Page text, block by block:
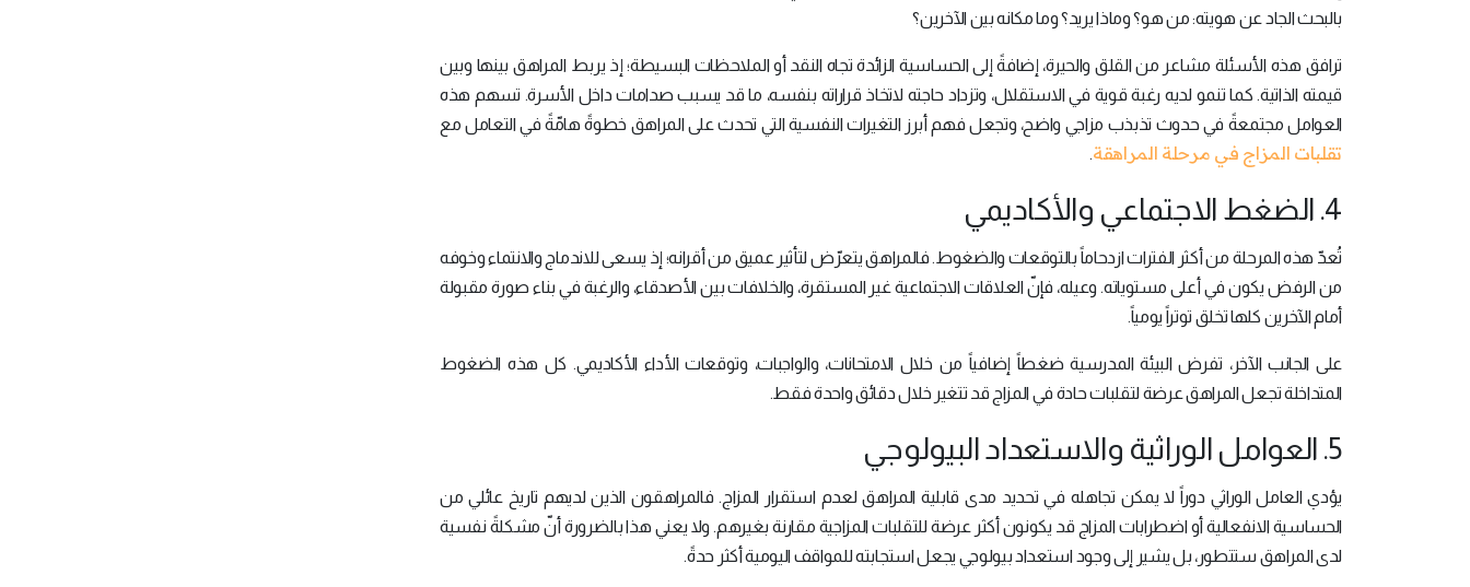
بالبحث الجاد عن هويته: من هو؟ وماذا يريد؟ وما مكانه بين الآخرين؟
ترافق هذه الأسئلة مشاعر من القلق والحيرة، إضافةً إلى الحساسية الزائدة تجاه النقد أو الملاحظات البسيطة؛ إذ يربط المراهق بينها وبين
قيمته الذاتية. كما تنمو لديه رغبة قوية في الاستقلال، وتزداد حاجته لاتخاذ قراراته بنفسه، ما قد يسبب صدامات داخل الأسرة. تسهم هذه
العوامل مجتمعةً في حدوث تذبذب مزاجي واضح، وتجعل فهم أبرز التغيرات النفسية التي تحدث على المراهق خطوةً هامّةً في التعامل مع
تقلبات المزاج في مرحلة المراهقة.
4. الضغط الاجتماعي والأكاديمي
تُعدّ هذه المرحلة من أكثر الفترات ازدحاماً بالتوقعات والضغوط. فالمراهق يتعرّض لتأثير عميق من أقرانه؛ إذ يسعى للاندماج والانتماء وخوفه
من الرفض يكون في أعلى مستوياته. وعيله، فإنّ العلاقات الاجتماعية غير المستقرة، والخلافات بين الأصدقاء، والرغبة في بناء صورة مقبولة
أمام الآخرين كلها تخلق توتراً يومياً.
على الجانب الآخر، تفرض البيئة المدرسية ضغطاً إضافياً من خلال الامتحانات، والواجبات، وتوقعات الأداء الأكاديمي. كل هذه الضغوط
المتداخلة تجعل المراهق عرضة لتقلبات حادة في المزاج قد تتغير خلال دقائق واحدة فقط.
5. العوامل الوراثية والاستعداد البيولوجي
يؤدي العامل الوراثي دوراً لا يمكن تجاهله في تحديد مدى قابلية المراهق لعدم استقرار المزاج. فالمراهقون الذين لديهم تاريخ عائلي من
الحساسية الانفعالية أو اضطرابات المزاج قد يكونون أكثر عرضة للتقلبات المزاجية مقارنة بغيرهم. ولا يعني هذا بالضرورة أنّ مشكلةً نفسية
لدى المراهق ستتطور، بل يشير إلى وجود استعداد بيولوجي يجعل استجابته للمواقف اليومية أكثر حدةً.